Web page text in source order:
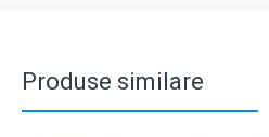
Produse similare